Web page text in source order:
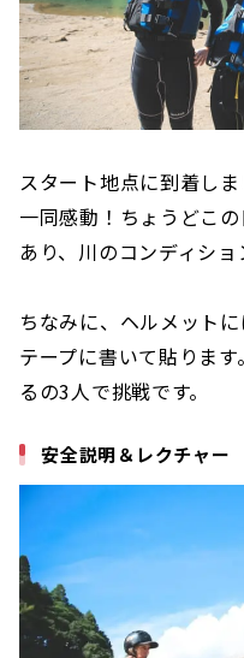
スタート地点に到着し
一同感動！ちょうどこ
あり、川のコンディショ
ちなみに、ヘルメット
テープに書いて貼りま
るの3人で挑戦です。
安全説明＆レクチャー